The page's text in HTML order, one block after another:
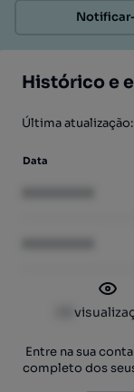
Histórico e
Última
Data
Entre na sua
completo dos